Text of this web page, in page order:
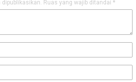
Ruas yang wajib ditandai *